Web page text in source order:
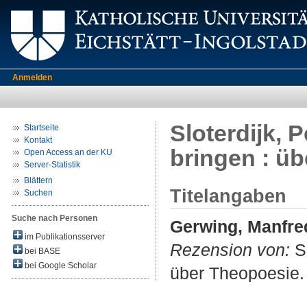
Anmelden
Startseite
Kontakt
Open Access an der KU
Server-Statistik
Blättern
Suchen
Suche nach Personen
im Publikationsserver
bei BASE
bei Google Scholar
Sloterdijk,
bringen :
Titelangaben
Gerwing,
Rezension von:
über